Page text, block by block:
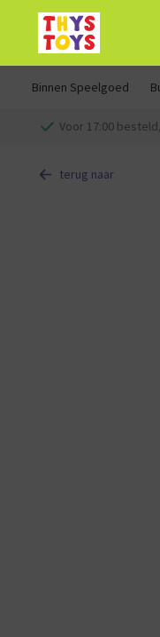
Binnen Speelgoed
Voor 17:00
terug naar